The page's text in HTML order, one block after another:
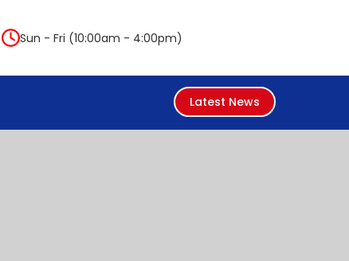
Sun - Fri (10:00am - 4:00pm)
Latest News